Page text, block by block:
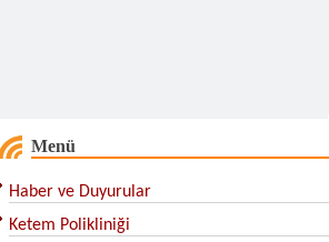
Menü
Haber ve Duyurular
Ketem Polikliniği